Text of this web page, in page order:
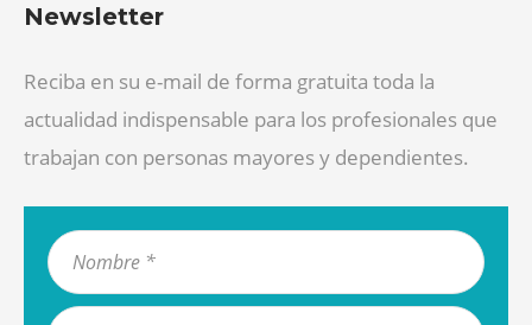
Newsletter
Reciba en su e-mail de forma gratuita toda la
actualidad indispensable para los profesionales que
trabajan con personas mayores y dependientes.